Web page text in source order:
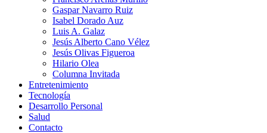
Gaspar Navarro Ruiz
Isabel Dorado Auz
Luis A. Galaz
Jesús Alberto Cano Vélez
Jesús Olivas Figueroa
Hilario Olea
Columna Invitada
Entretenimiento
Tecnología
Desarrollo Personal
Salud
Contacto